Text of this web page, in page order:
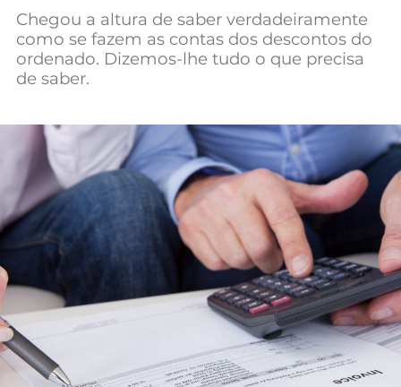
Negócios
Mundial 2026
Chegou a altura de saber verdadeiramente
como se fazem as contas dos descontos do
ordenado. Dizemos-lhe tudo o que precisa
de saber.